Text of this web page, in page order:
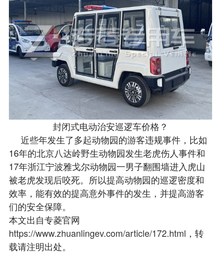
封闭式电动治安巡逻车价格？
近些年发生了多起动物园的游客违规事件，比如
16年的北京八达岭野生动物园发生老虎伤人事件和
17年浙江宁波雅戈尔动物园一男子翻围墙进入虎山
被老虎发现后咬死。所以提高动物园的巡逻密度和
效率，能有效的提高意外事件的发生，并提高游客
们的安全保障。
本文出自专菱官网
https://www.zhuanlingev.com/article/172.html ，转
载请注明出处。